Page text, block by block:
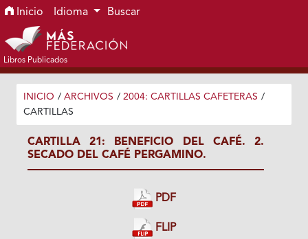
Ir al menú de navegación principal
Ir al contenido principal
Ir al pie de página del sitio
Inicio Idioma Buscar
Libros Publicados
INICIO / ARCHIVOS / 2004: CARTILLAS CAFETERAS /
CARTILLAS
CARTILLA 21: BENEFICIO DEL CAFÉ. 2.
SECADO DEL CAFÉ PERGAMINO.
PDF
FLIP